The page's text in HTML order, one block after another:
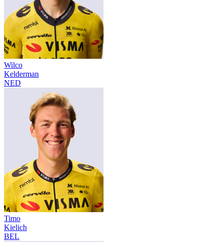
Wilco
Kelderman
NED
Timo
Kielich
BEL